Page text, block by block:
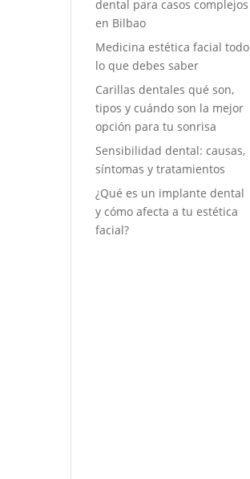
dental para casos complejos
en Bilbao
Medicina estética facial todo
lo que debes saber
Carillas dentales qué son,
tipos y cuándo son la mejor
opción para tu sonrisa
Sensibilidad dental: causas,
síntomas y tratamientos
¿Qué es un implante dental
y cómo afecta a tu estética
facial?